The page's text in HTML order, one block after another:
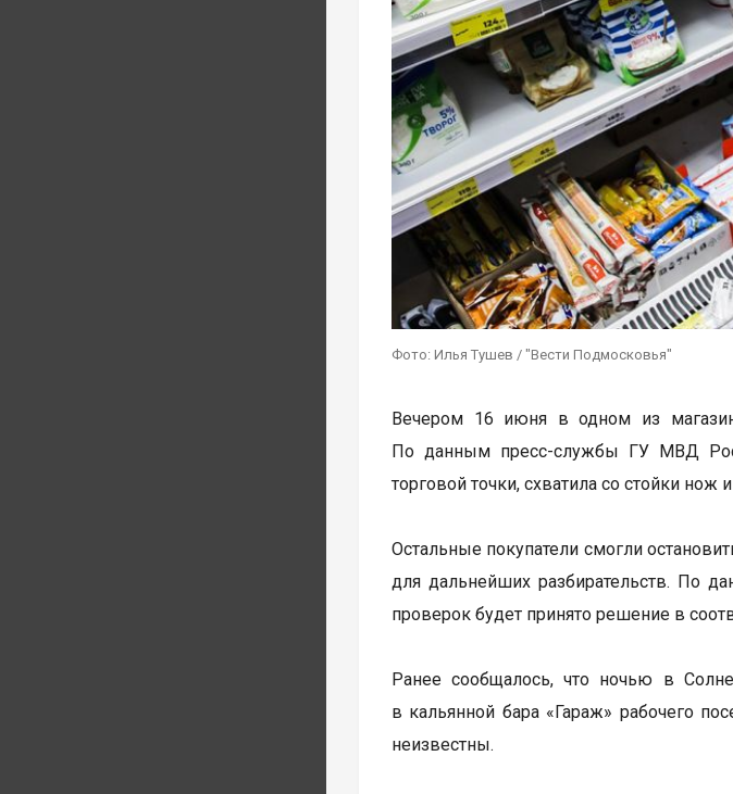
Фото: Илья Тушев / "Вести Подмосковья"
Вечером 16 июня в одном из
По данным пресс-службы ГУ МВД
торговой точки, схватила со стойки нож
Остальные покупатели смогли
для дальнейших разбирательств. По
проверок будет принято решение в
Ранее сообщалось, что ночью в
в кальянной бара «Гараж» рабочего
неизвестны.